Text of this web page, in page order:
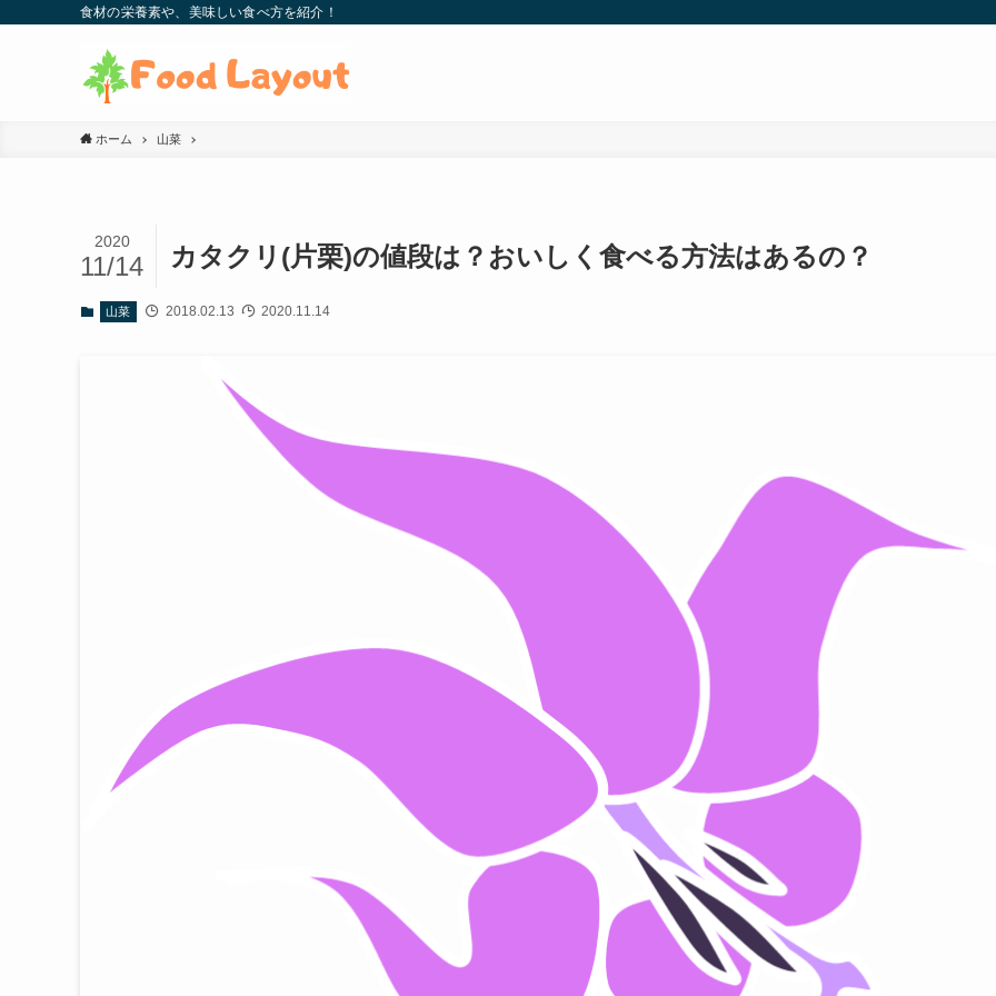
食材の栄養素や、美味しい食べ方を紹介！
ホーム 山菜
カタクリ(片栗)の値段は？おいしく食べる方法はあるの？
2020
11/14
山菜 2018.02.13 2020.11.14